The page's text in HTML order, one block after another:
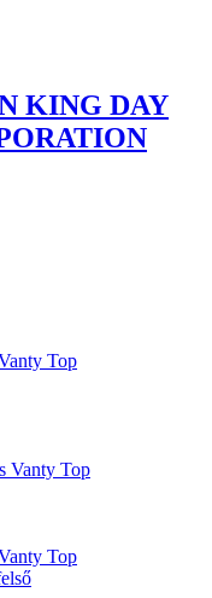
Top
Vanty Top
Top